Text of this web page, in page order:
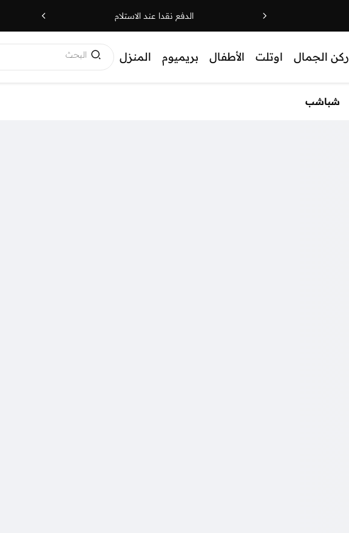
الدفع نقدا عند الاستلام
ركن الجمال اوتلت الأطفال بريميوم المنزل البحث
شباشب